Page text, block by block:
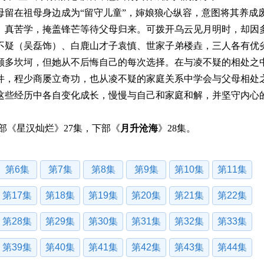
在祖母身边成为“留守儿童”，婶娘狼心纵容，意图将其养成
苦学，掩盖锋芒等待父母归来。可拨开乌云见月明时，却因
（吴磊饰）、白鹿山才子袁慎、世家子弟楼垚，三人各有优
坎坷，但她从不后悔自己的每次选择。在与凌不疑的相处之
程少商屡立奇功，也从凌不疑的家庭关系中学会与父母相处
经历中各自变化成长，慢慢与自己和家庭和解，并坚守内心
《星汉灿烂》27集，下部《 月升沧海》28集。
第6集 第7集 第8集 第9集 第10集 第11集
第17集 第18集 第19集 第20集 第21集 第22集
第28集 第29集 第30集 第31集 第32集 第33集
第39集 第40集 第41集 第42集 第43集 第44集